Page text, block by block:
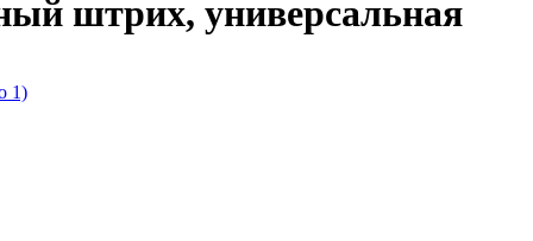
штрих, универсальная